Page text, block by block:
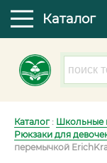
Каталог
Каталог: Школьные
Рюкзаки для
перемычкой